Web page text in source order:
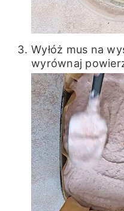
Wyłóż mus na
wyrównaj